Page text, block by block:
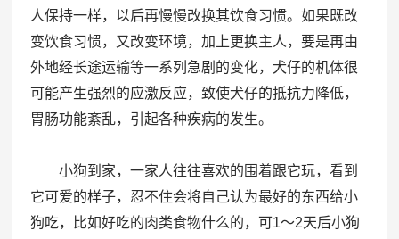
人保持一样，以后再慢慢改换其饮食习惯。如果既改
变饮食习惯，又改变环境，加上更换主人，要是再由
外地经长途运输等一系列急剧的变化，犬仔的机体很
可能产生强烈的应激反应，致使犬仔的抵抗力降低，
胃肠功能紊乱，引起各种疾病的发生。
小狗到家，一家人往往喜欢的围着跟它玩，看到
它可爱的样子，忍不住会将自己认为最好的东西给小
狗吃，比如好吃的肉类食物什么的，可1～2天后小狗